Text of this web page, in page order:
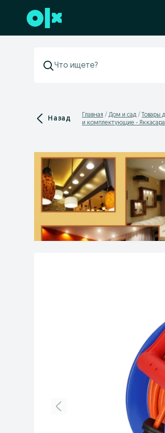
Перейти к нижнему колонтитулу
Назад Главная Дом и сад Товары
и комплектующие -